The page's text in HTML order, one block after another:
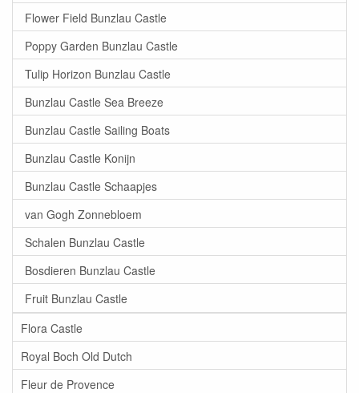
Flower Field Bunzlau Castle
Poppy Garden Bunzlau Castle
Tulip Horizon Bunzlau Castle
Bunzlau Castle Sea Breeze
Bunzlau Castle Sailing Boats
Bunzlau Castle Konijn
Bunzlau Castle Schaapjes
van Gogh Zonnebloem
Schalen Bunzlau Castle
Bosdieren Bunzlau Castle
Fruit Bunzlau Castle
Flora Castle
Royal Boch Old Dutch
Fleur de Provence